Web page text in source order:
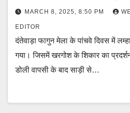
MARCH 8, 2025, 8:50 PM
EDITOR
दंतेवाड़ा फागुन मेला के पांचवे दिवस में
गया। जिसमें खरगोश के शिकार का
डोली वापसी के बाद साड़ी से…